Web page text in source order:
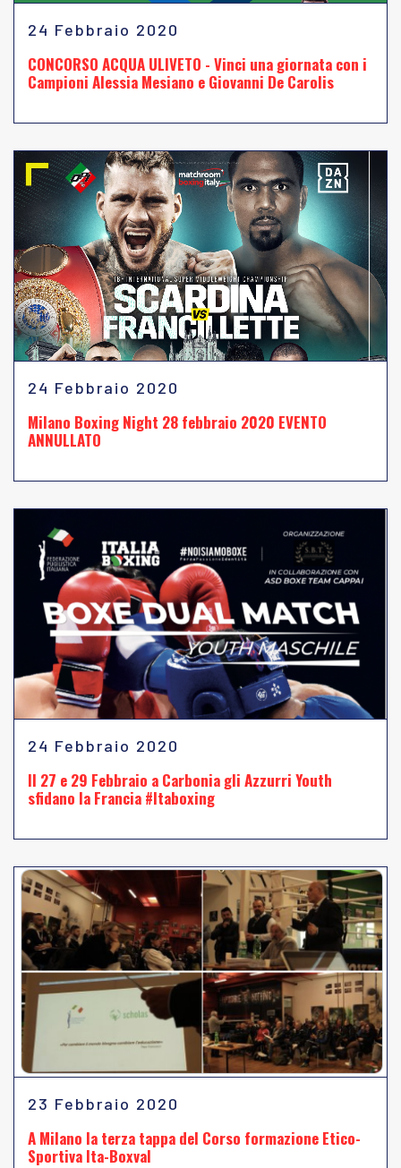
24 Febbraio 2020
CONCORSO ACQUA ULIVETO - Vinci una giornata con i
Campioni Alessia Mesiano e Giovanni De Carolis
24 Febbraio 2020
Milano Boxing Night 28 febbraio 2020 EVENTO
ANNULLATO
24 Febbraio 2020
Il 27 e 29 Febbraio a Carbonia gli Azzurri Youth
sfidano la Francia #Itaboxing
23 Febbraio 2020
A Milano la terza tappa del Corso formazione Etico-
Sportiva Ita-Boxval